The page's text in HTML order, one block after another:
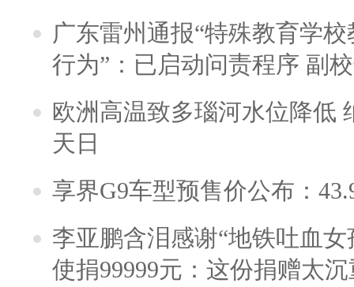
广东雷州通报“特殊教育学
行为”：已启动问责程序 副
欧洲高温致多瑙河水位降低
天日
享界G9车型预售价公布：
李亚鹏含泪感谢“地铁吐血
使捐99999元：这份捐赠太